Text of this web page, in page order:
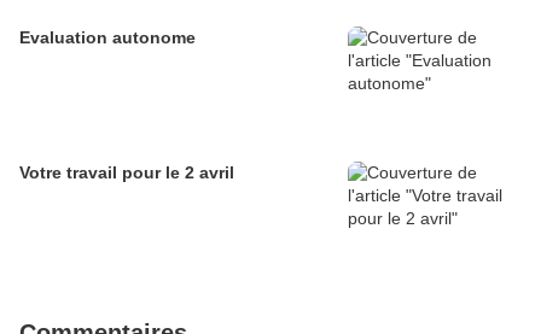
Evaluation autonome
Votre travail pour le 2 avril